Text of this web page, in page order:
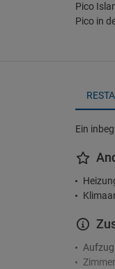
Pico
Pico in
Ein
Aufzug